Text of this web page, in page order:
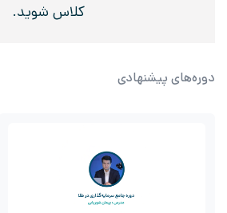
کلاس شوید.
دوره‌های پیشنهادی